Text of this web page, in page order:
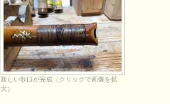
新しい歌口が完成（クリックで画像を拡
大）